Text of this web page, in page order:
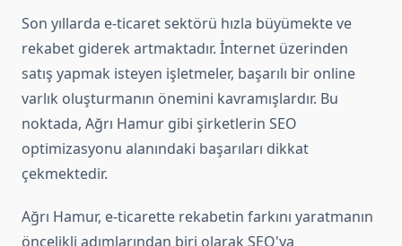
Son yıllarda e-ticaret sektörü hızla büyümekte ve
rekabet giderek artmaktadır. İnternet üzerinden
satış yapmak isteyen işletmeler, başarılı bir online
varlık oluşturmanın önemini kavramışlardır. Bu
noktada, Ağrı Hamur gibi şirketlerin SEO
optimizasyonu alanındaki başarıları dikkat
çekmektedir.
Ağrı Hamur, e-ticarette rekabetin farkını yaratmanın
öncelikli adımlarından biri olarak SEO'ya